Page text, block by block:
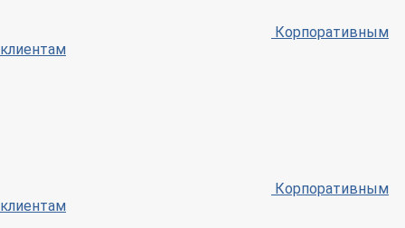
Корпоративным
клиентам
Корпоративным
клиентам